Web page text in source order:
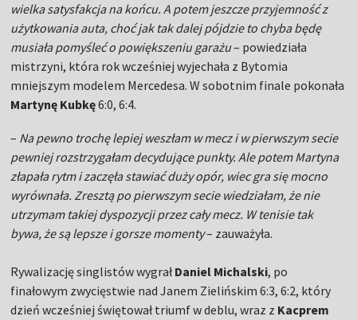
wielka satysfakcja na końcu. A potem jeszcze przyjemność z
użytkowania auta, choć jak tak dalej pójdzie to chyba będę
musiała pomyśleć o powiększeniu garażu– powiedziała
mistrzyni, która rok wcześniej wyjechała z Bytomia
mniejszym modelem Mercedesa. W sobotnim finale pokonała
Martynę Kubkę6:0, 6:4.
– Na pewno trochę lepiej weszłam w mecz i w pierwszym secie
pewniej rozstrzygałam decydujące punkty. Ale potem Martyna
złapała rytm i zaczęła stawiać duży opór, wiec gra się mocno
wyrównała. Zresztą po pierwszym secie wiedziałam, że nie
utrzymam takiej dyspozycji przez cały mecz. W tenisie tak
bywa, że są lepsze i gorsze momenty– zauważyła.
Rywalizację singlistów wygrałDaniel Michalski, po
finałowym zwycięstwie nad Janem Zielińskim 6:3, 6:2, który
dzień wcześniej świętował triumf w deblu, wraz z Kacprem